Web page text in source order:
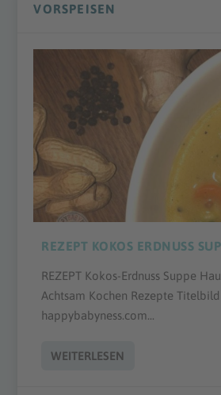
VORSPEISEN
REZEPT KOKOS ERDNUSS
REZEPT Kokos-Erdnuss Suppe
Achtsam Kochen Rezepte
happybabyness.com...
WEITERLESEN